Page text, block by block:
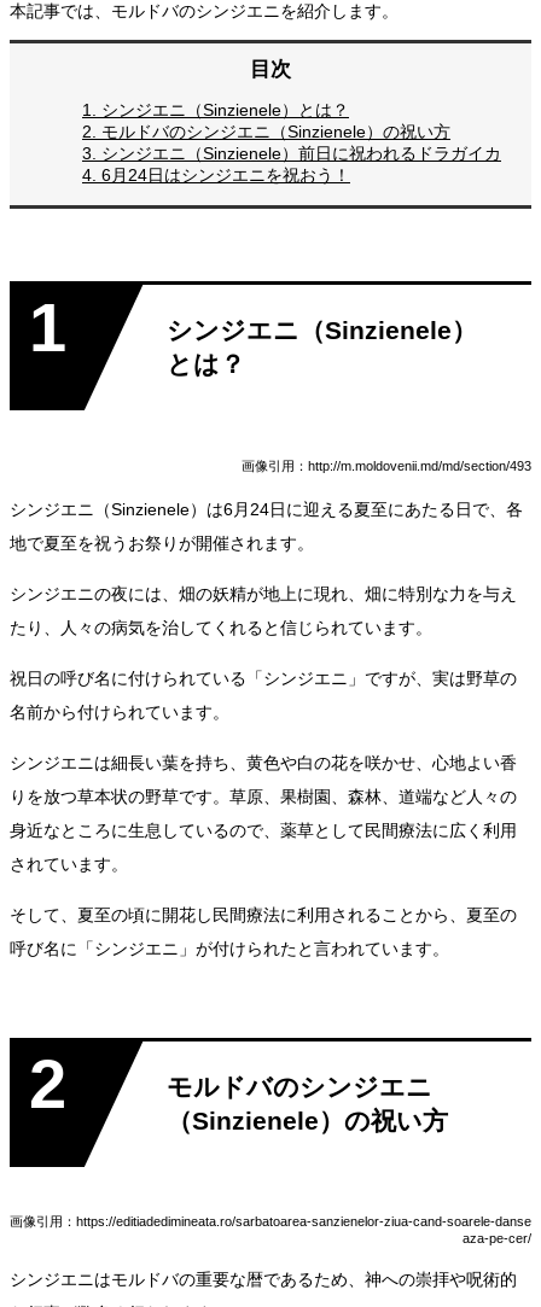
本記事では、モルドバのシンジエニを紹介します。
目次
1. シンジエニ（Sinzienele）とは？
2. モルドバのシンジエニ（Sinzienele）の祝い方
3. シンジエニ（Sinzienele）前日に祝われるドラガイカ
4. 6月24日はシンジエニを祝おう！
1
シンジエニ（Sinzienele）
とは？
画像引用：http://m.moldovenii.md/md/section/493
シンジエニ（Sinzienele）は6月24日に迎える夏至にあたる日で、各
地で夏至を祝うお祭りが開催されます。
シンジエニの夜には、畑の妖精が地上に現れ、畑に特別な力を与え
たり、人々の病気を治してくれると信じられています。
祝日の呼び名に付けられている「シンジエニ」ですが、実は野草の
名前から付けられています。
シンジエニは細長い葉を持ち、黄色や白の花を咲かせ、心地よい香
りを放つ草本状の野草です。草原、果樹園、森林、道端など人々の
身近なところに生息しているので、薬草として民間療法に広く利用
されています。
そして、夏至の頃に開花し民間療法に利用されることから、夏至の
呼び名に「シンジエニ」が付けられたと言われています。
2
モルドバのシンジエニ
（Sinzienele）の祝い方
画像引用：https://editiadedimineata.ro/sarbatoarea-sanzienelor-ziua-cand-soarele-danse
aza-pe-cer/
シンジエニはモルドバの重要な暦であるため、神への崇拝や呪術的